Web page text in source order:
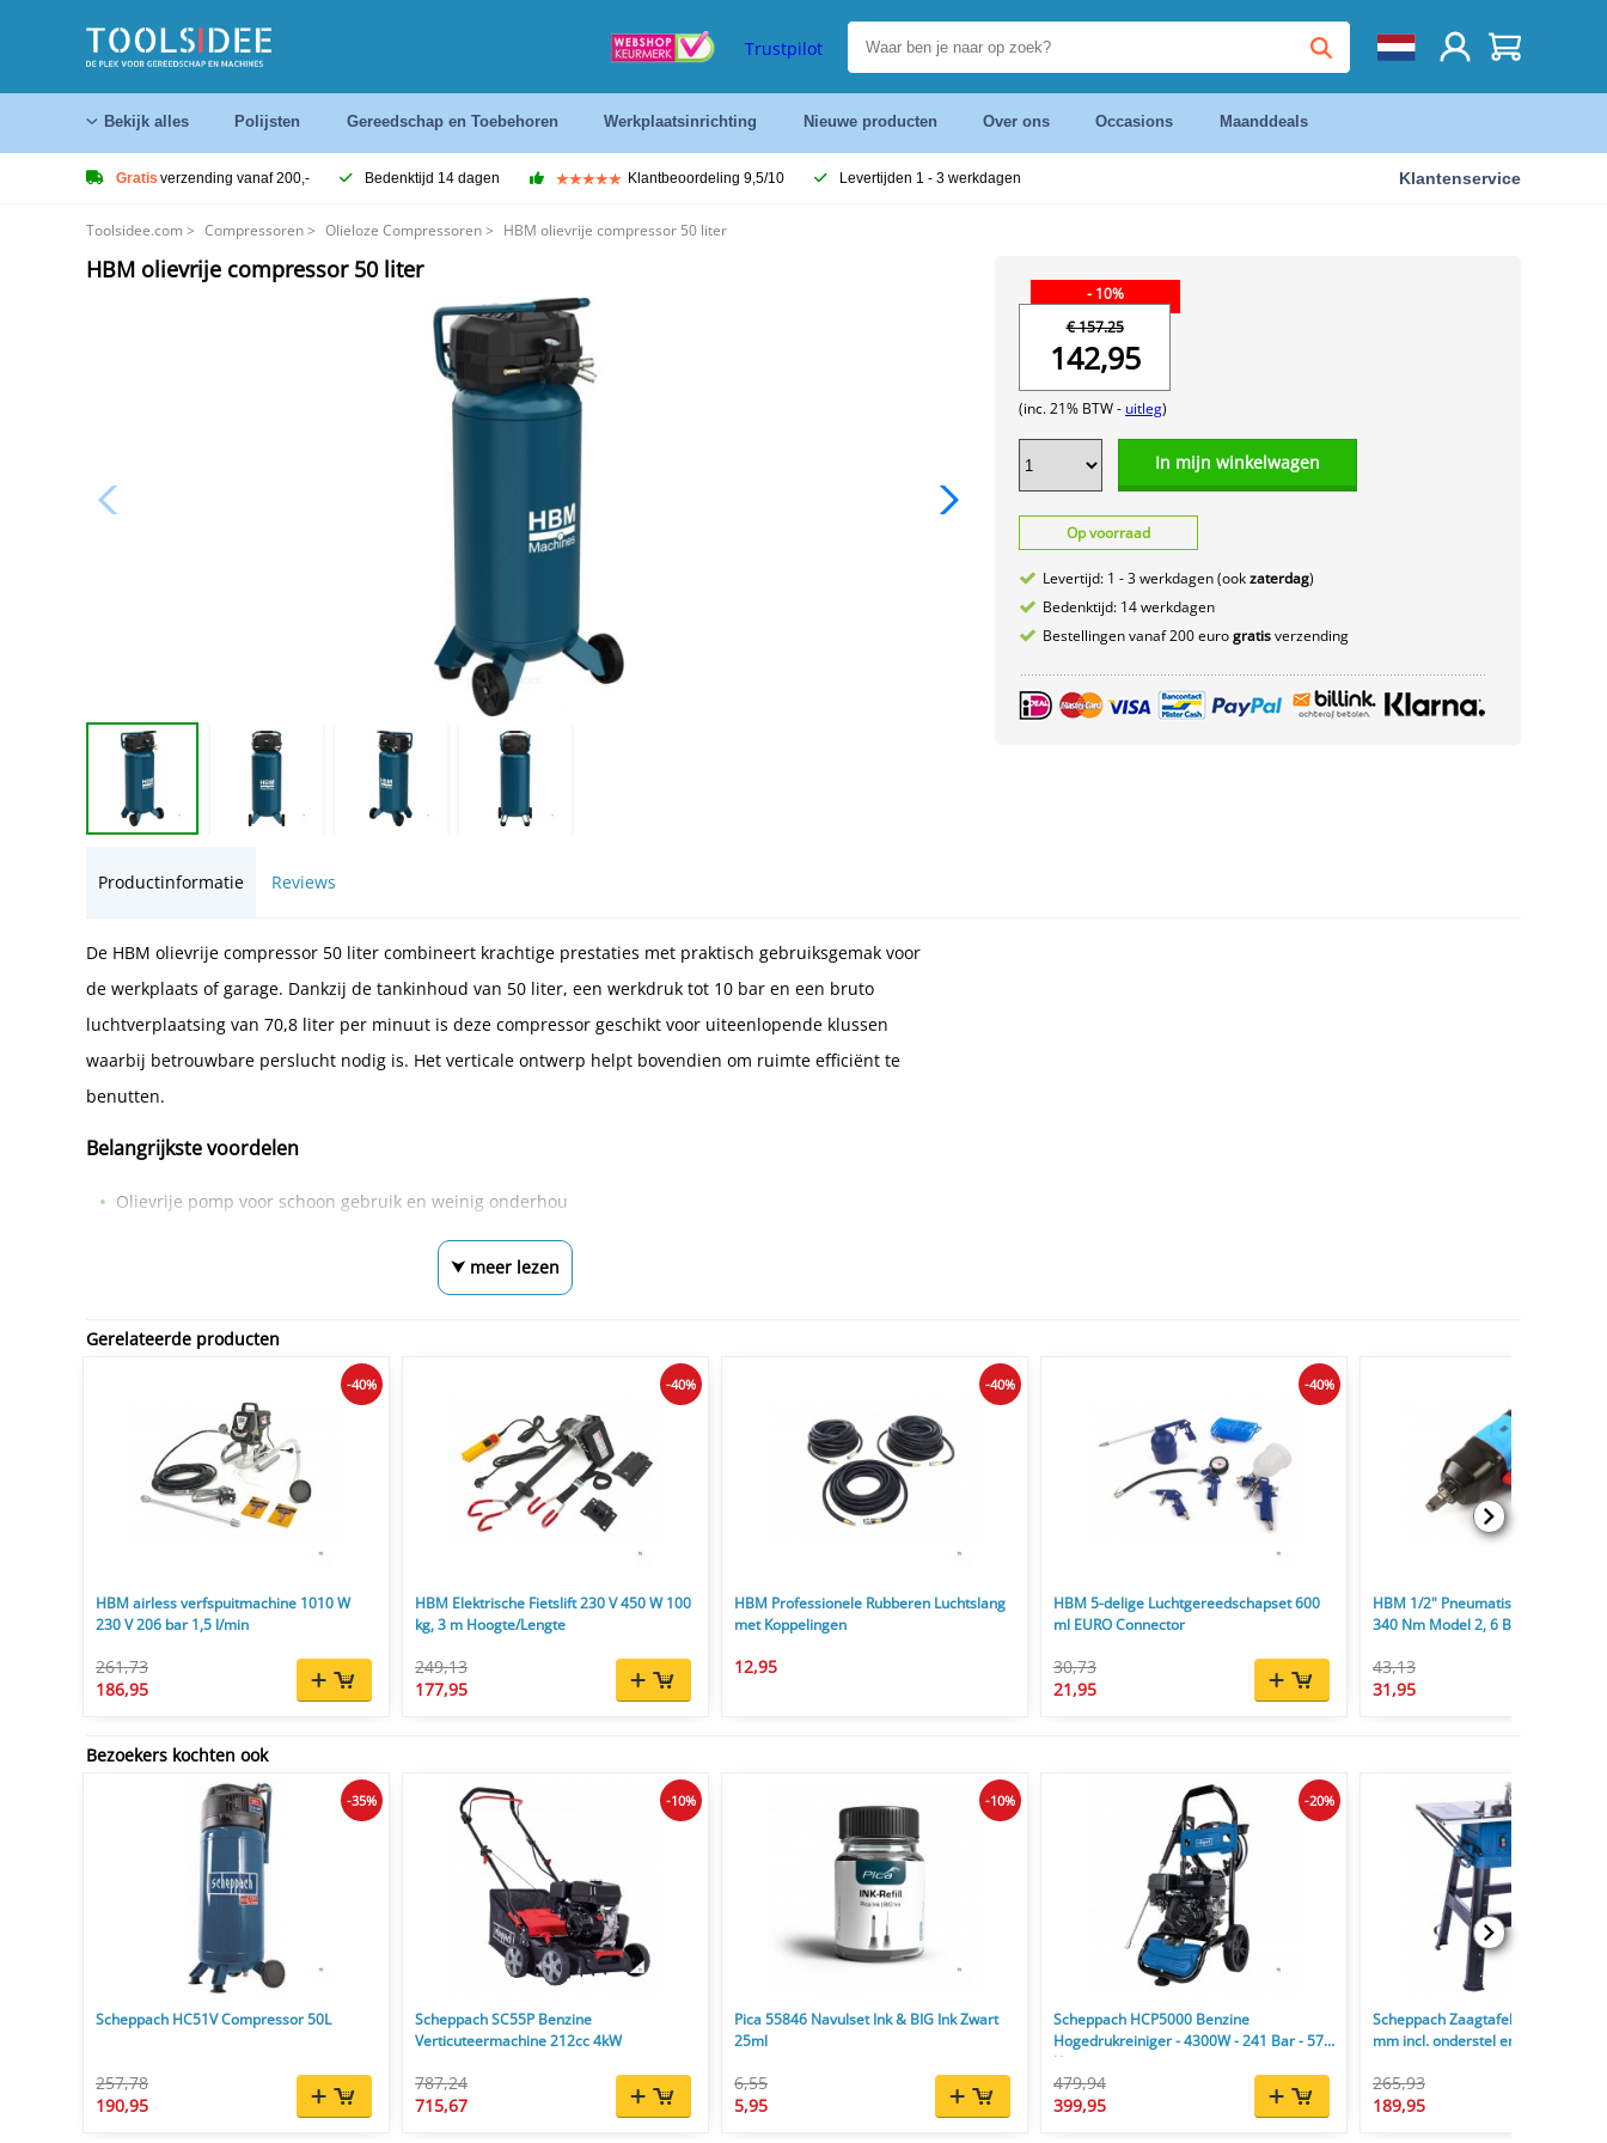
Trustpilot
Bekijk alles Polijsten Gereedschap en Toebehoren Werkplaatsinrichting Nieuwe producten Over ons Occasions Maanddeals
Gratis verzending vanaf 200,- Bedenktijd 14 dagen Klantbeoordeling 9,5/10 Levertijden 1 - 3 werkdagen Klantenservice
Toolsidee.com > Compressoren> Olieloze Compressoren> HBM olievrije compressor 50 liter
HBM olievrije compressor 50 liter
- 10%
€ 157.25
142,95
(inc. 21% BTW - uitleg)
In mijn winkelwagen
Op voorraad
Levertijd: 1 - 3 werkdagen (ookzaterdag)
Bedenktijd: 14 werkdagen
Bestellingen vanaf 200 eurogratisverzending
Productinformatie Reviews
De HBM olievrije compressor 50 liter combineert krachtige prestaties met praktisch gebruiksgemak voor
de werkplaats of garage. Dankzij de tankinhoud van 50 liter, een werkdruk tot 10 bar en een bruto
luchtverplaatsing van 70,8 liter per minuut is deze compressor geschikt voor uiteenlopende klussen
waarbij betrouwbare perslucht nodig is. Het verticale ontwerp helpt bovendien om ruimte efficiënt te
benutten.
Belangrijkste voordelen
Olievrije pomp voor schoon gebruik en weinig onderhou
⮟ meer lezen
Gerelateerde producten
HBM airless verfspuitmachine 1010 W
230 V 206 bar 1,5 l/min
261,73
186,95
-40%
HBM Elektrische Fietslift 230 V 450 W 100
kg, 3 m Hoogte/Lengte
249,13
177,95
-40%
HBM Professionele Rubberen Luchtslang
met Koppelingen
12,95
-40%
HBM 5-delige Luchtgereedschapset 600
ml EURO Connector
30,73
21,95
-40%
HBM 1/2" Pneumatische
340 Nm Model 2, 6 Bar, 7.500 rpm
43,13
31,95
Bezoekers kochten ook
Scheppach HC51V Compressor 50L
257,78
190,95
-35%
Scheppach SC55P Benzine
Verticuteermachine 212cc 4kW
787,24
715,67
-10%
Pica 55846 Navulset Ink & BIG Ink Zwart
25ml
6,55
5,95
-10%
Scheppach HCP5000 Benzine
Hogedrukreiniger - 4300W - 241 Bar - 570
l/u
479,94
399,95
-20%
Scheppach Zaagtafel HS254
mm incl. onderstel en zaagblad
265,93
189,95